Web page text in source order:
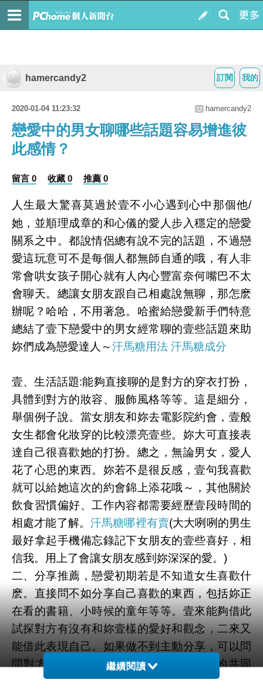
我的
訂閱
hamercandy2
2020-01-04 11:23:32 hamercandy2
戀愛中的男女聊哪些話題容易增進彼
此感情？
留言 0 收藏 0 推薦 0
人生最大驚喜莫過於壹不小心遇到心中那個他/
她，並順理成章的和心儀的愛人步入穩定的戀愛
關系之中。都說情侶總有說不完的話題，不過戀
愛這玩意可不是每個人都無師自通的哦，有人非
常會哄女孩子開心就有人內心豐富奈何嘴巴不太
會聊天。總讓女朋友跟自己相處說無聊，那怎麽
辦呢？哈哈，不用著急。哈蜜給戀愛新手們特意
總結了壹下戀愛中的男女經常聊的壹些話題來助
妳們成為戀愛達人～汗馬糖用法 汗馬糖成分
壹、生活話題:能夠直接聊的是對方的穿衣打扮，
具體到對方的妝容、服飾風格等等。這是細分，
舉個例子說。當女朋友和妳去電影院約會，壹般
女生都會化妝穿的比較漂亮壹些。妳大可直接表
達自己很喜歡她的打扮。總之，無論男女，愛人
花了心思的東西。妳若不是很反感，壹句我喜歡
就可以給她這次的約會錦上添花哦～，其他關於
飲食習慣偏好、工作內容都需要經歷壹段時間的
相處才能了解。 汗馬糖哪裡有賣(大大咧咧的男生
最好拿起手機備忘錄記下女朋友的壹些喜好，相
信我。用上了會讓女朋友感到妳深深的愛。)
二、分享推薦，戀愛初期若是不知道女生喜歡什
麽。直接問不如分享自己喜歡的東西，包括妳正
在看的書籍、小時候的童年等等。壹來能夠借此
試探對方有沒有和妳壹樣的愛好和觀念，二來又
能借此表現自己。如果做不到主動分享，可以問
問對方喜歡什麽。從這之中找到兩個人的共同
點，發現兩個人的不同點。 簡直不要太有趣哦～
繼續閱讀